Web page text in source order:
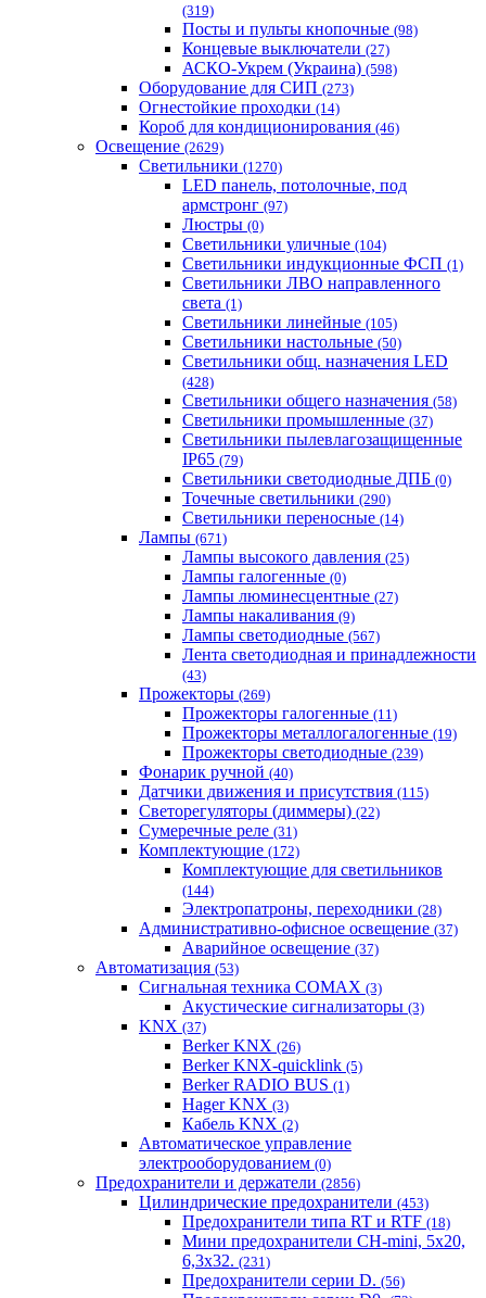
(319)
Посты и пульты кнопочные (98)
Концевые выключатели (27)
АСКО-Укрем (Украина) (598)
Оборудование для СИП (273)
Огнестойкие проходки (14)
Короб для кондиционирования (46)
Освещение (2629)
Светильники (1270)
LED панель, потолочные, под
армстронг (97)
Люстры (0)
Светильники уличные (104)
Светильники индукционные ФСП (1)
Светильники ЛВО направленного
света (1)
Светильники линейные (105)
Светильники настольные (50)
Светильники общ. назначения LED
(428)
Светильники общего назначения (58)
Светильники промышленные (37)
Светильники пылевлагозащищенные
IP65 (79)
Светильники светодиодные ДПБ (0)
Точечные светильники (290)
Светильники переносные (14)
Лампы (671)
Лампы высокого давления (25)
Лампы галогенные (0)
Лампы люминесцентные (27)
Лампы накаливания (9)
Лампы светодиодные (567)
Лента светодиодная и принадлежности
(43)
Прожекторы (269)
Прожекторы галогенные (11)
Прожекторы металлогалогенные (19)
Прожекторы светодиодные (239)
Фонарик ручной (40)
Датчики движения и присутствия (115)
Светорегуляторы (диммеры) (22)
Сумеречные реле (31)
Комплектующие (172)
Комплектующие для светильников
(144)
Электропатроны, переходники (28)
Административно-офисное освещение (37)
Аварийное освещение (37)
Автоматизация (53)
Сигнальная техника COMAX (3)
Акустические сигнализаторы (3)
KNX (37)
Berker KNX (26)
Berker KNX-quicklink (5)
Berker RADIO BUS (1)
Hager KNX (3)
Кабель KNX (2)
Автоматическое управление
электрооборудованием (0)
Предохранители и держатели (2856)
Цилиндрические предохранители (453)
Предохранители типа RT и RTF (18)
Мини предохранители CH-mini, 5x20,
6,3x32. (231)
Предохранители серии D. (56)